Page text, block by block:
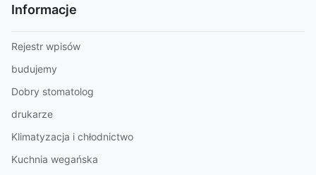
Informacje
Rejestr wpisów
budujemy
Dobry stomatolog
drukarze
Klimatyzacja i chłodnictwo
Kuchnia wegańska